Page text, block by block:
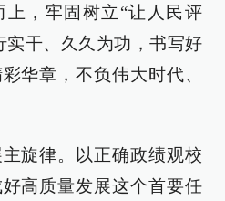
，牢固树立“让人民评
实干、久久为功，书写好
华章，不负伟大时代、
旋律。以正确政绩观校
高质量发展这个首要任